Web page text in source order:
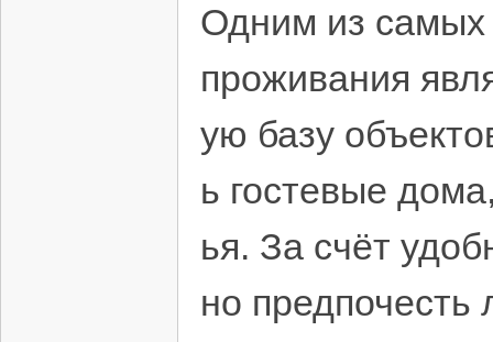
Одним из самых
проживания
ую базу
ь гостевые
ья. За счёт
но